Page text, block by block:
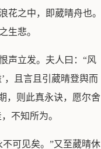
花之中，即葳晴舟也。
生悲。
声立发。夫人曰：“风
，且言且引葳晴登舆而
，则此真永诀，愿尔舍
不知所为。
可见矣。”又至葳晴休